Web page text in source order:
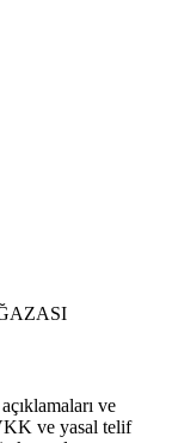
ve
ve yasal telif